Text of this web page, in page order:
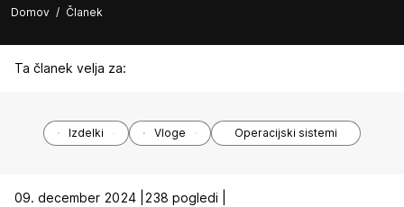
Domov / Članek
Ta članek velja za:
Izdelki Vloge Operacijski sistemi
09. december 2024 |
238 pogledi |